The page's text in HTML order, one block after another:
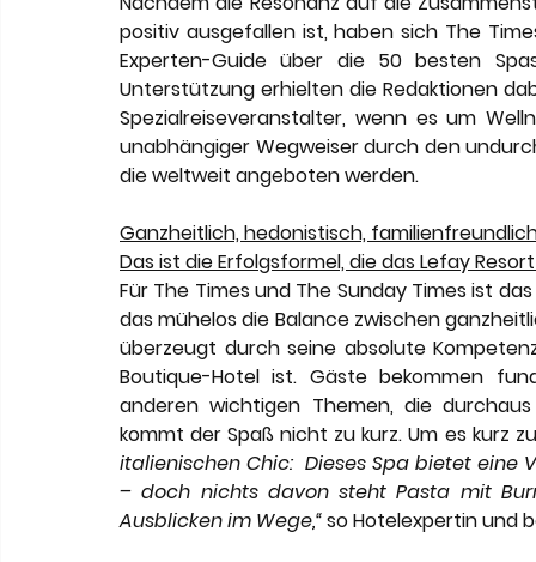
positiv ausgefallen ist, haben sich The
Experten-Guide über die 50 besten
Unterstützung erhielten die Redaktionen
Spezialreiseveranstalter, wenn es um
unabhängiger Wegweiser durch den
die weltweit angeboten werden.
Ganzheitlich, hedonistisch,
Das ist die Erfolgsformel, die das Lefay
Für The Times und The Sunday Times ist
das mühelos die Balance zwischen
überzeugt durch seine absolute
Boutique-Hotel ist. Gäste bekommen
anderen wichtigen Themen, die
kommt der Spaß nicht zu kurz. Um es kurz
italienischen Chic:  Dieses Spa bietet
– doch nichts davon steht Pasta mit
Ausblicken im Wege,“ so Hotelexpertin und